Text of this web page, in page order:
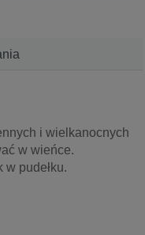
i wielkanocnych
w wieńce.
pudełku.